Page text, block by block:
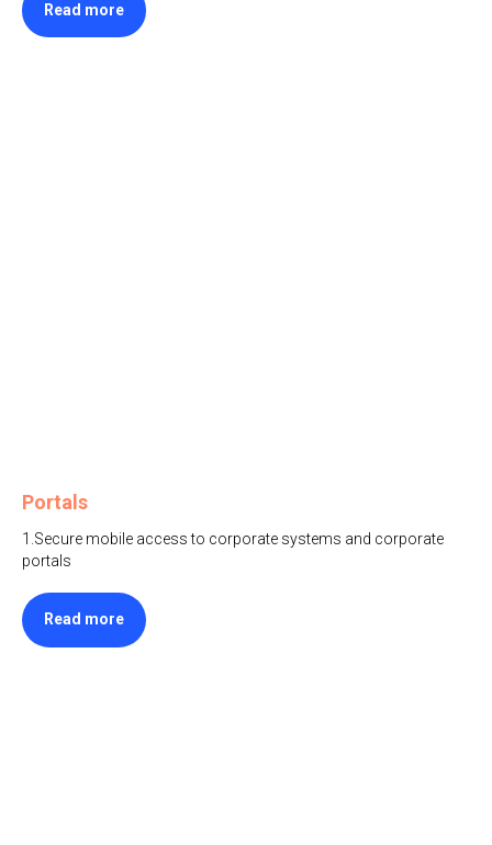
Read more
Portals
1.Secure mobile access to corporate systems and corporate
portals
Read more